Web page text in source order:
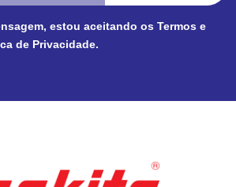
estou aceitando os Termos e
de Privacidade.